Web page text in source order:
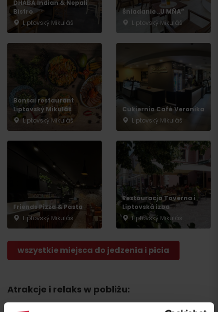
DHABA Indian & Nepali
Bistro
Liptovský Mikuláš
Śniadanie „U MŇA”
Liptovský Mikuláš
Bonsai restaurant
Liptovský Mikuláš
Liptovský Mikuláš
Cukiernia Café Veronika
Liptovský Mikuláš
Friends Pizza & Pasta
Liptovský Mikuláš
Restauracja Taverna i
Liptovská izba
Liptovský Mikuláš
wszystkie miejsca do jedzenia i picia
Atrakcje i relaks w pobliżu:
Przyjazd